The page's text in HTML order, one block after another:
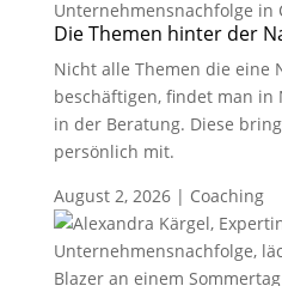
Die Themen hinter der
Nicht alle Themen die eine
beschäftigen, findet man in
in der Beratung. Diese
persönlich mit.
August 2, 2026| Coaching